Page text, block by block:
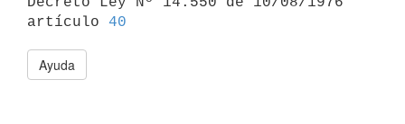
artículo 40
Ayuda